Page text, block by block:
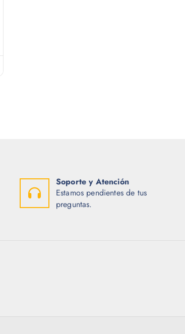
Soporte y Atención
Estamos pendientes de tus
preguntas.